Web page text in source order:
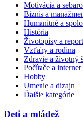
Motivácia a
Biznis a
Humanitné a
História
Životopisy a
Vzťahy a rodina
Zdravie a životný
Počítače a internet
Hobby
Umenie a dizajn
Ďalšie kategórie
Deti a mládež